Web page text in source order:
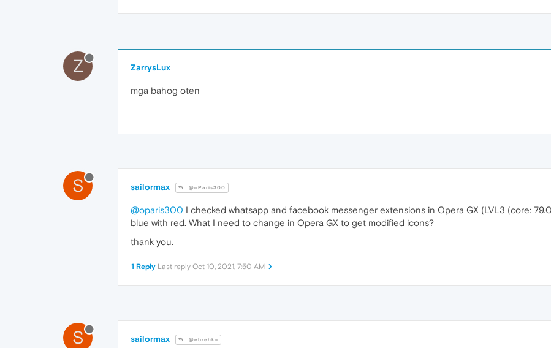
Z ZarrysLux
mga bahog oten
S sailormax @oParis300
@oparis300 I checked whatsapp and facebook messenger extensions in Opera GX (LVL3 (core:
blue with red. What I need to change in Opera GX to get modified icons?
thank you.
1 Reply Last reply Oct 10, 2021, 7:50 AM
S sailormax @ebrehko